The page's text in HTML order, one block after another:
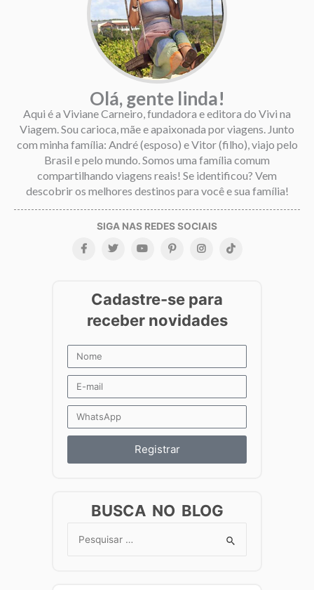
Olá, gente linda!
Aqui é a Viviane Carneiro, fundadora e editora do Vivi na
Viagem. Sou carioca, mãe e apaixonada por viagens. Junto
com minha família: André (esposo) e Vitor (filho), viajo pelo
Brasil e pelo mundo. Somos uma família comum
compartilhando viagens reais! Se identificou? Vem
descobrir os melhores destinos para você e sua família!
Registrar
BUSCA NO BLOG
Search